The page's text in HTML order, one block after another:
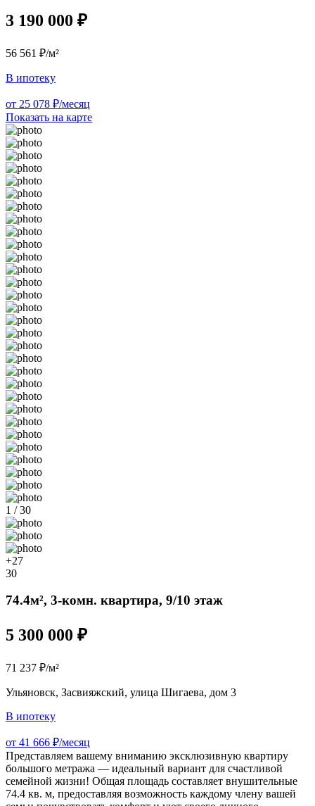
3 190 000 ₽
56 561 ₽/м²
В ипотеку
от 25 078 ₽/месяц
Показать на карте
1 / 30
+27
30
74.4м², 3-комн. квартира, 9/10 этаж
5 300 000 ₽
71 237 ₽/м²
Ульяновск, Засвияжский, улица Шигаева, дом 3
В ипотеку
от 41 666 ₽/месяц
Представляем вашему вниманию эксклюзивную квартиру
большого метража — идеальный вариант для счастливой
семейной жизни! Общая площадь составляет внушительные
74.4 кв. м, предоставляя возможность каждому члену вашей